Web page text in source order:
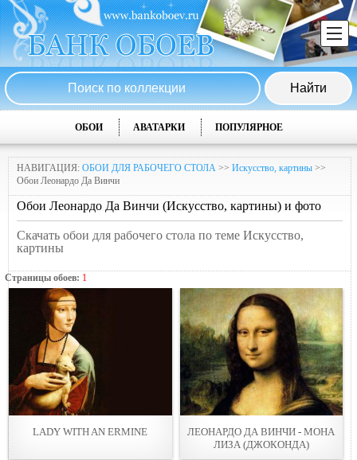
ОБОИ АВАТАРКИ ПОПУЛЯРНОЕ
НАВИГАЦИЯ: ОБОИ ДЛЯ РАБОЧЕГО СТОЛА >> Искусство, картины >>
Обои Леонардо Да Винчи
Обои Леонардо Да Винчи (Искусство, картины) и фото
Скачать обои для рабочего стола по теме Искусство,
картины
Страницы обоев: 1
LADY WITH AN ERMINE
ЛЕОНАРДО ДА ВИНЧИ - МОНА
ЛИЗА (ДЖОКОНДА)